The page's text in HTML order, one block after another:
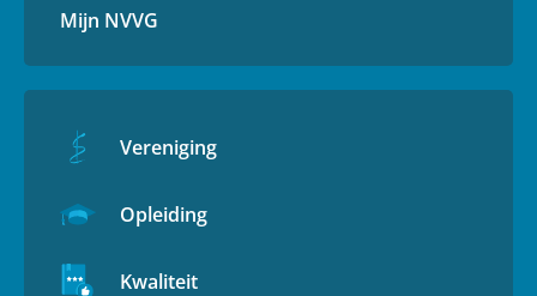
Mijn NVVG
Vereniging
Opleiding
Kwaliteit